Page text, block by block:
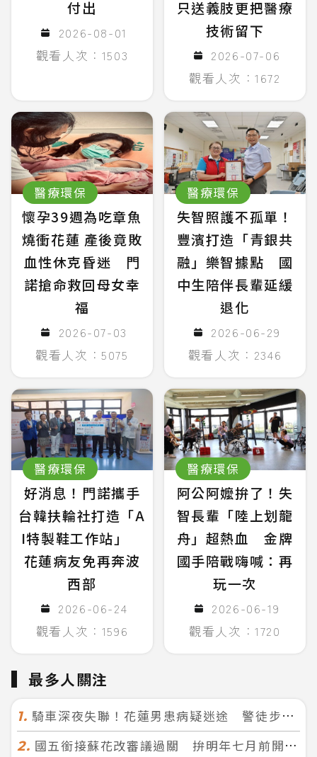
付出
2026-08-01
觀看人次：1503
只送義肢更把醫療
技術留下
2026-07-06
觀看人次：1672
醫療環保
懷孕39週為吃章魚
燒衝花蓮 產後竟敗
血性休克昏迷 門
諾搶命救回母女幸
福
2026-07-03
觀看人次：5075
醫療環保
失智照護不孤單！
豐濱打造「青銀共
融」樂智據點 國
中生陪伴長輩延緩
退化
2026-06-29
觀看人次：2346
醫療環保
好消息！門諾攜手
台韓扶輪社打造「A
I特製鞋工作站」
花蓮病友免再奔波
西部
2026-06-24
觀看人次：1596
醫療環保
阿公阿嬤拚了！失
智長輩「陸上划龍
舟」超熱血 金牌
國手陪戰嗨喊：再
玩一次
2026-06-19
觀看人次：1720
最多人關注
1. 騎車深夜失聯！花蓮男患病疑迷途 警徒步百米急尋救回一命
2. 國五銜接蘇花改審議過關 拚明年七月前開工！台北花蓮2小時生活圈成形